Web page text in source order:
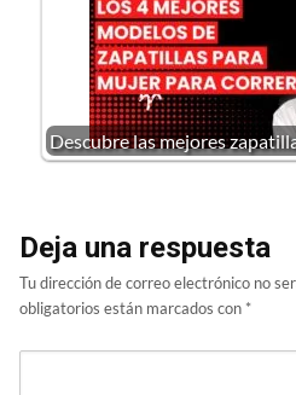
Descubre las mejores
Deja una respuesta
Tu dirección de correo electrónico no
obligatorios están marcados con *